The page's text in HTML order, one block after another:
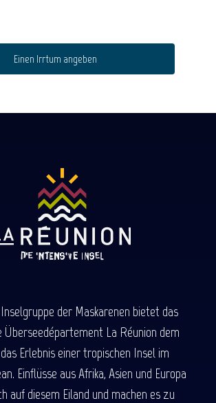
Einen Irrtum angeben
der Maskarenen bietet das
Überseedépartement La Réunion dem
Erlebnis einer tropischen Insel im
Einflüsse aus Afrika, Asien und Europa
auf diesem Eiland und machen es zu